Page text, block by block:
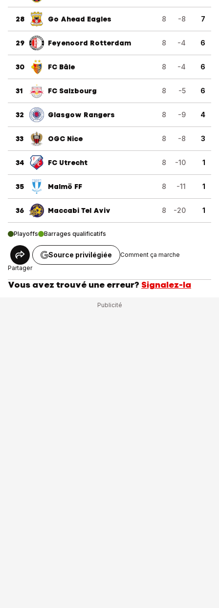
28 Go Ahead Eagles 8 -8 7
29 Feyenoord Rotterdam 8 -4 6
30 FC Bâle 8 -4 6
31 FC Salzbourg 8 -5 6
32 Glasgow Rangers 8 -9 4
33 OGC Nice 8 -8 3
34 FC Utrecht 8 -10 1
35 Malmö FF 8 -11 1
36 Maccabi Tel Aviv 8 -20 1
Playoffs Barrages qualificatifs
Partager
Source privilégiée Comment ça marche
Vous avez trouvé une erreur? Signalez-la